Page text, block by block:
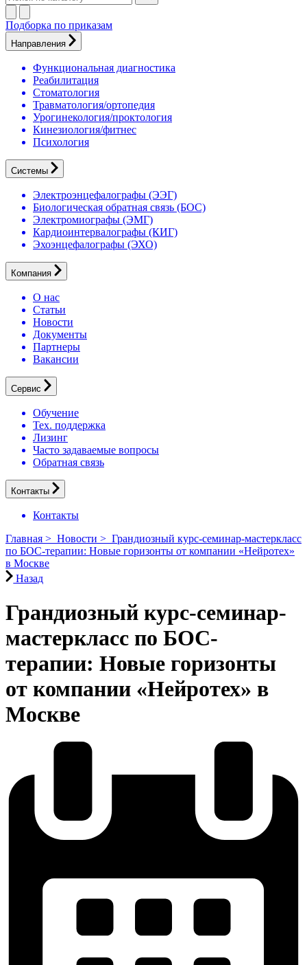
Подборка по приказам
Направления
Функциональная диагностика
Реабилитация
Стоматология
Травматология/ортопедия
Урогинекология/проктология
Кинезиология/фитнес
Психология
Системы
Электроэнцефалографы (ЭЭГ)
Биологическая обратная связь (БОС)
Электромиографы (ЭМГ)
Кардиоинтервалографы (КИГ)
Эхоэнцефалографы (ЭХО)
Компания
О нас
Статьи
Новости
Документы
Партнеры
Вакансии
Сервис
Обучение
Тех. поддержка
Лизинг
Часто задаваемые вопросы
Обратная связь
Контакты
Контакты
Главная > Новости > Грандиозный курс-семинар-мастеркласс
по БОС-терапии: Новые горизонты от компании «Нейротех»
в Москве
Назад
Грандиозный курс-семинар-
мастеркласс по БОС-
терапии: Новые горизонты
от компании «Нейротех» в
Москве